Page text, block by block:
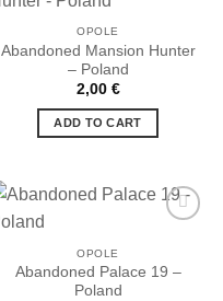
Ajouter
OPOLE
Abandoned Mansion Hunter
– Poland
2,00 €
ADD TO CART
Ajouter
OPOLE
Abandoned Palace 19 –
Poland